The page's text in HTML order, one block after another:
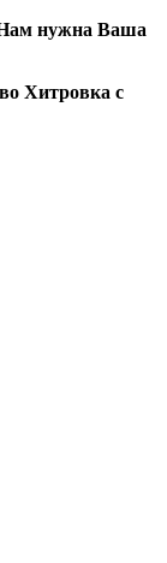
нужна Ваша
Хитровка с